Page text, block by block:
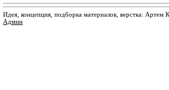
Идея, концепция, подборка материалов, верстка: Артем
Админ